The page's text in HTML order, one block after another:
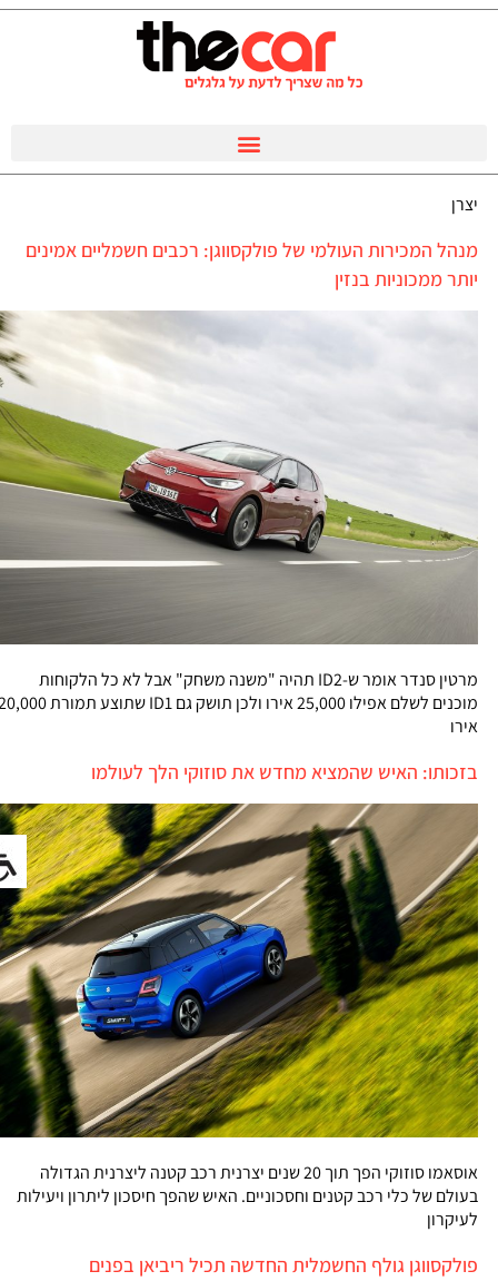
יצרן
מנהל המכירות העולמי של פולקסווגן: רכבים חשמליים אמינים
יותר ממכוניות בנזין
מרטין סנדר אומר ש-ID2 תהיה "משנה משחק" אבל לא כל הלקוחות
מוכנים לשלם אפילו 25,000 אירו ולכן תושק גם ID1 שתוצע תמורת 20,000
אירו
בזכותו: האיש שהמציא מחדש את סוזוקי הלך לעולמו
אוסאמו סוזוקי הפך תוך 20 שנים יצרנית רכב קטנה ליצרנית הגדולה
בעולם של כלי רכב קטנים וחסכוניים. האיש שהפך חיסכון ליתרון ויעילות
לעיקרון
פולקסווגן גולף החשמלית החדשה תכיל ריביאן בפנים